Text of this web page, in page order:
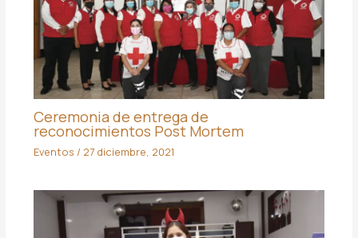
Ceremonia de entrega de
reconocimientos Post Mortem
Eventos / 27 diciembre, 2021